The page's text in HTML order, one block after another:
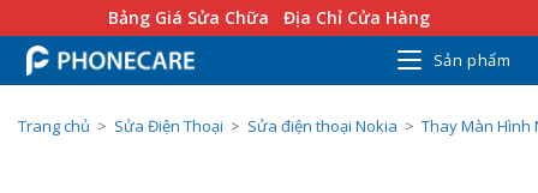
Bảng Giá Sửa Chữa Địa Chỉ Cửa Hàng
Sản phẩm
Trang chủ > Sửa Điện Thoại > Sửa điện thoại Nokia > Thay Màn Hình